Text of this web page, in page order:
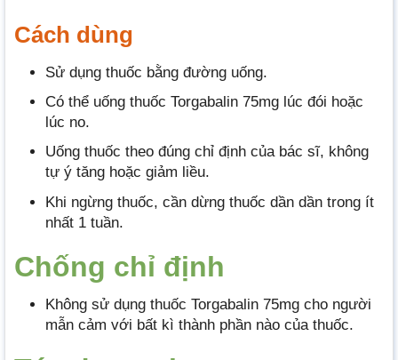
Cách dùng
Sử dụng thuốc bằng đường uống.
Có thể uống thuốc Torgabalin 75mg lúc đói hoặc
lúc no.
Uống thuốc theo đúng chỉ định của bác sĩ, không
tự ý tăng hoặc giảm liều.
Khi ngừng thuốc, cần dừng thuốc dần dần trong ít
nhất 1 tuần.
Chống chỉ định
Không sử dụng thuốc Torgabalin 75mg cho người
mẫn cảm với bất kì thành phần nào của thuốc.